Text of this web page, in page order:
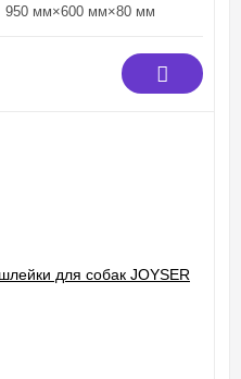
950 мм×600 мм×80 мм